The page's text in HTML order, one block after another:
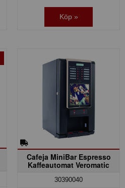
Köp »
Cafeja MiniBar Espresso
Kaffeautomat Veromatic
30390040